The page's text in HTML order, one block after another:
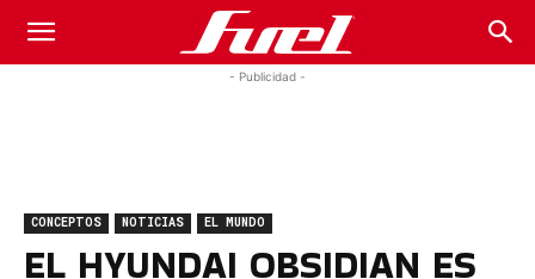
Fuel
Magazine
- Publicidad -
CONCEPTOS NOTICIAS EL MUNDO
EL HYUNDAI OBSIDIAN ES